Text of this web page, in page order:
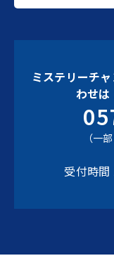
ミステリーチ
わせは
（一
受付時間